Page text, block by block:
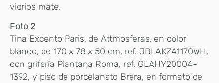
vidrios mate.
Foto 2
Tina Excento Paris, de Attmosferas, en color
blanco, de 170 x 78 x 50 cm, ref. JBLAKZA1170WH,
con grifería Piantana Roma, ref. GLAHY20004-
1392, y piso de porcelanato Brera, en formato de